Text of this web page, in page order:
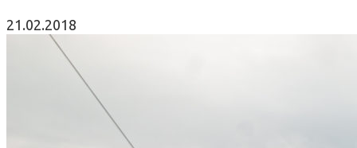
21.02.2018